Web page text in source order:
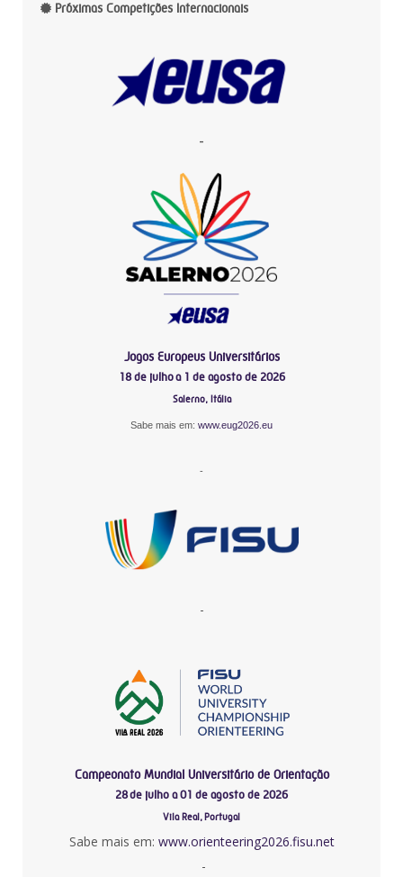
Próximas Competições Internacionais
-
Jogos Europeus Universitários
18 de julho a 1 de agosto de 2026
Salerno, Itália
Sabe mais em: www.eug2026.eu
-
-
Campeonato Mundial Universitário de Orientação
28 de julho a 01 de agosto de 2026
Vila Real, Portugal
Sabe mais em: www.orienteering2026.fisu.net
-